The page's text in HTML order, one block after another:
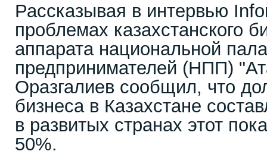
Рассказывая в интервью
проблемах казахстанского
аппарата национальной
предпринимателей (НПП)
Оразгалиев сообщил, что
бизнеса в Казахстане
в развитых странах этот
50%.